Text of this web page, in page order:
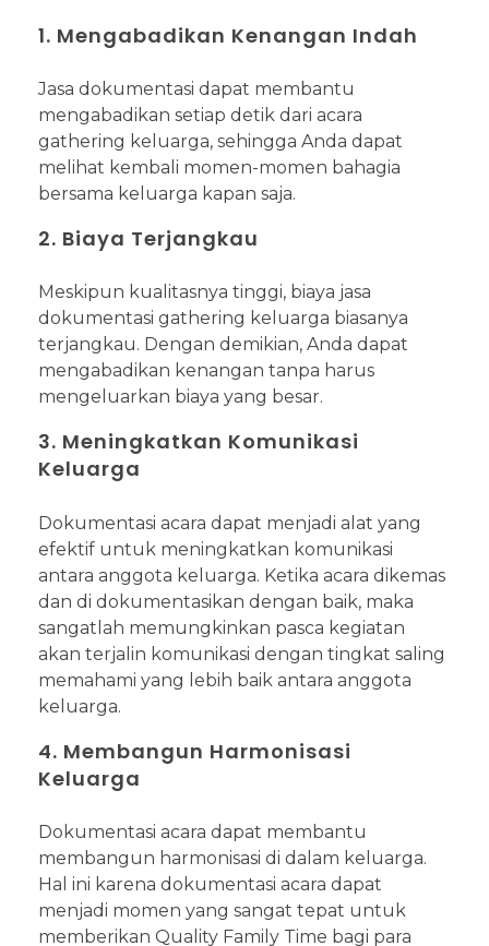
1. Mengabadikan Kenangan Indah
Jasa dokumentasi dapat membantu
mengabadikan setiap detik dari acara
gathering keluarga, sehingga Anda dapat
melihat kembali momen-momen bahagia
bersama keluarga kapan saja.
2. Biaya Terjangkau
Meskipun kualitasnya tinggi, biaya jasa
dokumentasi gathering keluarga biasanya
terjangkau. Dengan demikian, Anda dapat
mengabadikan kenangan tanpa harus
mengeluarkan biaya yang besar.
3. Meningkatkan Komunikasi
Keluarga
Dokumentasi acara dapat menjadi alat yang
efektif untuk meningkatkan komunikasi
antara anggota keluarga. Ketika acara dikemas
dan di dokumentasikan dengan baik, maka
sangatlah memungkinkan pasca kegiatan
akan terjalin komunikasi dengan tingkat saling
memahami yang lebih baik antara anggota
keluarga.
4. Membangun Harmonisasi
Keluarga
Dokumentasi acara dapat membantu
membangun harmonisasi di dalam keluarga.
Hal ini karena dokumentasi acara dapat
menjadi momen yang sangat tepat untuk
memberikan Quality Family Time bagi para